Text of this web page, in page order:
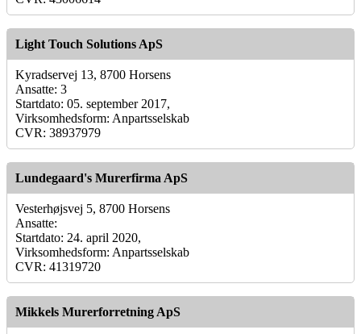
Light Touch Solutions ApS
Kyradservej 13, 8700 Horsens
Ansatte: 3
Startdato: 05. september 2017,
Virksomhedsform: Anpartsselskab
CVR: 38937979
Lundegaard's Murerfirma ApS
Vesterhøjsvej 5, 8700 Horsens
Ansatte:
Startdato: 24. april 2020,
Virksomhedsform: Anpartsselskab
CVR: 41319720
Mikkels Murerforretning ApS